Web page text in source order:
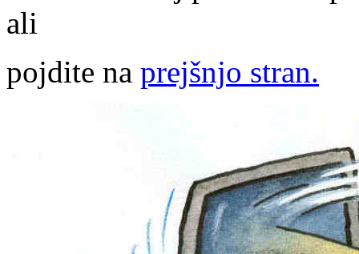
ali
pojdite na prejšnjo stran.